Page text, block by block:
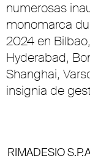
numerosas
monomarca
2024 en
Hyderabad,
Shanghai,
insignia de
RIMADESIO